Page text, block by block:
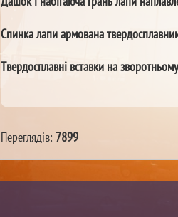
Спинка лапи армована
Твердосплавні вставки на
Переглядів: 7899